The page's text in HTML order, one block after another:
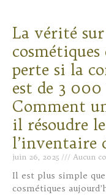
La vérité
perte si la
est de 3
Comment
il résoudre
l’inventaire
juin 26, 2025 Aucun
Il est plus simple
cosmétiques